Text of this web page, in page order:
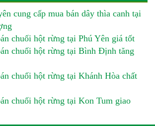
cung cấp mua bán dây thìa canh tại
chuối hột rừng tại Phú Yên giá tốt
chuối hột rừng tại Bình Định tăng
chuối hột rừng tại Khánh Hòa chất
chuối hột rừng tại Kon Tum giao